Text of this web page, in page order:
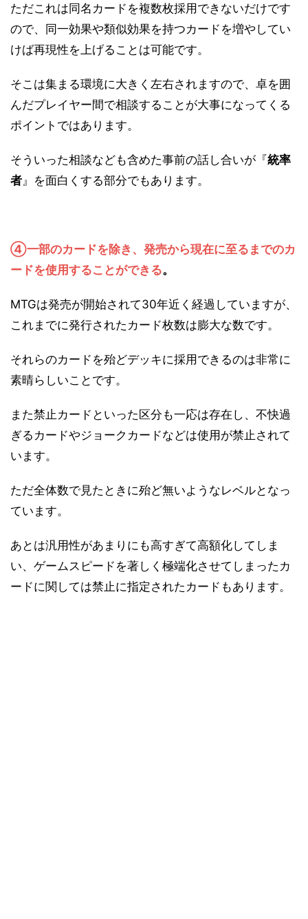
ただこれは同名カードを複数枚採用できないだけです
ので、同一効果や類似効果を持つカードを増やしてい
けば再現性を上げることは可能です。
そこは集まる環境に大きく左右されますので、卓を囲
んだプレイヤー間で相談することが大事になってくる
ポイントではあります。
そういった相談なども含めた事前の話し合いが『統率
者』を面白くする部分でもあります。
④一部のカードを除き、発売から現在に至るまでのカ
ードを使用することができる。
MTGは発売が開始されて30年近く経過していますが、
これまでに発行されたカード枚数は膨大な数です。
それらのカードを殆どデッキに採用できるのは非常に
素晴らしいことです。
また禁止カードといった区分も一応は存在し、不快過
ぎるカードやジョークカードなどは使用が禁止されて
います。
ただ全体数で見たときに殆ど無いようなレベルとなっ
ています。
あとは汎用性があまりにも高すぎて高額化してしま
い、ゲームスピードを著しく極端化させてしまったカ
ードに関しては禁止に指定されたカードもあります。